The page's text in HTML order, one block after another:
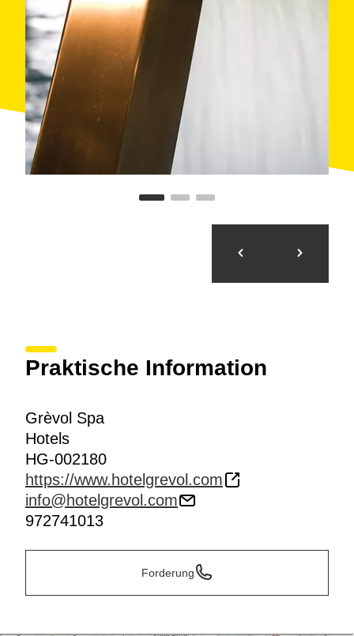
Hallenbad, Whirlpool, u.s.w.)
, die sich mit
Körperbehandlungen ergänzen lassen.
Gesundheitspflege und Schönheitsbehandlungen
stehen im Vordergrund.
Praktische Information
Grèvol Spa
Hotels
HG-002180
https://www.hotelgrevol.com
info@hotelgrevol.com
972741013
Forderung